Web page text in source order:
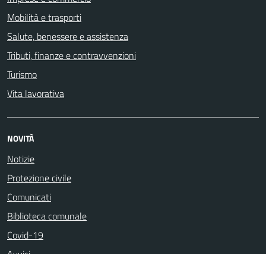
Mobilità e trasporti
Salute, benessere e assistenza
Tributi, finanze e contravvenzioni
Turismo
Vita lavorativa
NOVITÀ
Notizie
Protezione civile
Comunicati
Biblioteca comunale
Covid-19